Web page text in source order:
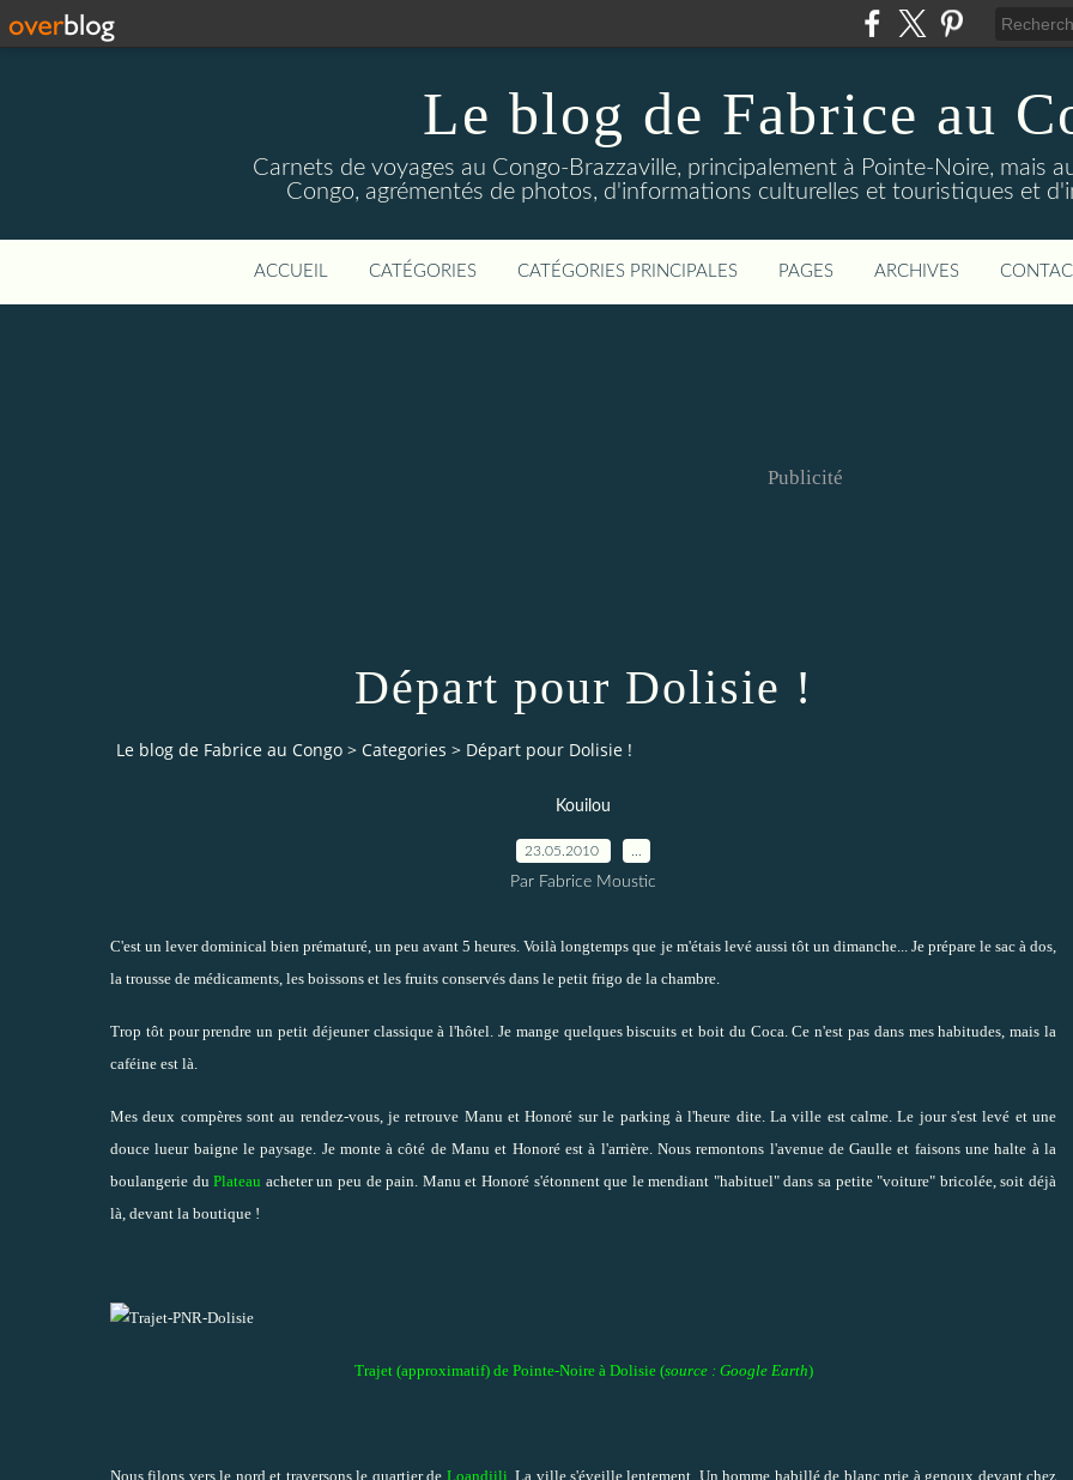
Le blog de Fabrice au
Carnets de voyages au Congo-Brazzaville, principalement à Pointe-Noire, mais
Congo, agrémentés de photos, d'informations culturelles et touristiques et
ACCUEIL CATÉGORIES CATÉGORIES PRINCIPALES PAGES ARCHIVES
Publicité
Départ pour Dolisie !
Le blog de Fabrice au Congo > Categories > Départ pour Dolisie !
Kouilou
23.05.2010
Par Fabrice Moustic
C'est un lever dominical bien prématuré, un peu avant 5 heures. Voilà longtemps que je m'étais levé aussi tôt un dimanche... Je prépare le sac à dos,
la trousse de médicaments, les boissons et les fruits conservés dans le petit frigo de la chambre.
Trop tôt pour prendre un petit déjeuner classique à l'hôtel. Je mange quelques biscuits et boit du Coca. Ce n'est pas dans mes habitudes, mais la
caféine est là.
Mes deux compères sont au rendez-vous, je retrouve Manu et Honoré sur le parking à l'heure dite. La ville est calme. Le jour s'est levé et une
douce lueur baigne le paysage. Je monte à côté de Manu et Honoré est à l'arrière. Nous remontons l'avenue de Gaulle et faisons une halte à la
boulangerie duPlateau acheter un peu de pain. Manu et Honoré s'étonnent que le mendiant "habituel" dans sa petite "voiture" bricolée, soit déjà
là, devant la boutique !
Trajet (approximatif) de Pointe-Noire à Dolisie (source : Google Earth)
Nous filons vers le nord et traversons le quartier de Loandjili . La ville s'éveille lentement. Un homme habillé de blanc prie à genoux devant chez